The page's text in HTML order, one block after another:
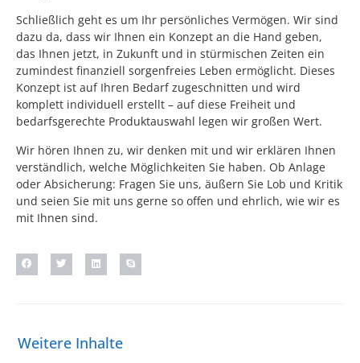
Schließlich geht es um Ihr persönliches Vermögen. Wir sind
dazu da, dass wir Ihnen ein Konzept an die Hand geben,
das Ihnen jetzt, in Zukunft und in stürmischen Zeiten ein
zumindest finanziell sorgenfreies Leben ermöglicht. Dieses
Konzept ist auf Ihren Bedarf zugeschnitten und wird
komplett individuell erstellt – auf diese Freiheit und
bedarfsgerechte Produktauswahl legen wir großen Wert.
Wir hören Ihnen zu, wir denken mit und wir erklären Ihnen
verständlich, welche Möglichkeiten Sie haben. Ob Anlage
oder Absicherung: Fragen Sie uns, äußern Sie Lob und Kritik
und seien Sie mit uns gerne so offen und ehrlich, wie wir es
mit Ihnen sind.